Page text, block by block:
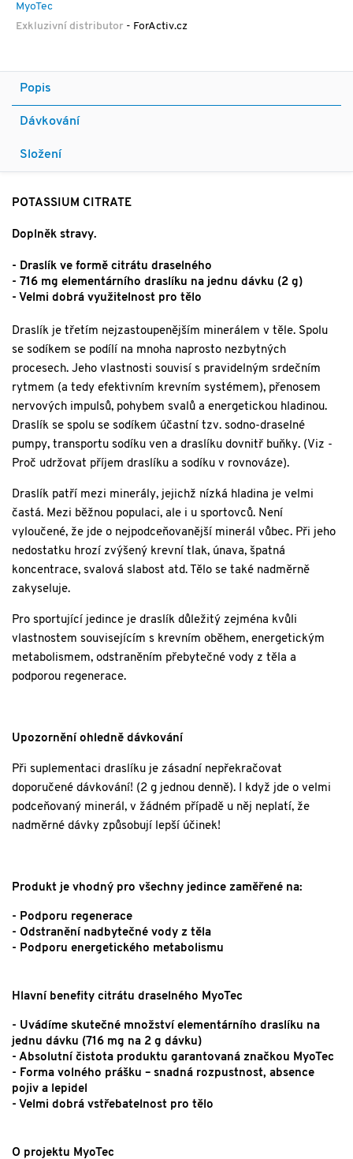
MyoTec
Exkluzivní distributor - ForActiv.cz
Popis
Dávkování
Složení
POTASSIUM CITRATE
Doplněk stravy.
- Draslík ve formě citrátu draselného
- 716 mg elementárního draslíku na jednu dávku (2 g)
- Velmi dobrá využitelnost pro tělo
Draslík je třetím nejzastoupenějším minerálem v těle. Spolu
se sodíkem se podílí na mnoha naprosto nezbytných
procesech. Jeho vlastnosti souvisí s pravidelným srdečním
rytmem (a tedy efektivním krevním systémem), přenosem
nervových impulsů, pohybem svalů a energetickou hladinou.
Draslík se spolu se sodíkem účastní tzv. sodno-draselné
pumpy, transportu sodíku ven a draslíku dovnitř buňky. (Viz -
Proč udržovat příjem draslíku a sodíku v rovnováze).
Draslík patří mezi minerály, jejichž nízká hladina je velmi
častá. Mezi běžnou populaci, ale i u sportovců. Není
vyloučené, že jde o nejpodceňovanější minerál vůbec. Při jeho
nedostatku hrozí zvýšený krevní tlak, únava, špatná
koncentrace, svalová slabost atd. Tělo se také nadměrně
zakyseluje.
Pro sportující jedince je draslík důležitý zejména kvůli
vlastnostem souvisejícím s krevním oběhem, energetickým
metabolismem, odstraněním přebytečné vody z těla a
podporou regenerace.
Upozornění ohledně dávkování
Při suplementaci draslíku je zásadní nepřekračovat
doporučené dávkování! (2 g jednou denně). I když jde o velmi
podceňovaný minerál, v žádném případě u něj neplatí, že
nadměrné dávky způsobují lepší účinek!
Produkt je vhodný pro všechny jedince zaměřené na:
- Podporu regenerace
- Odstranění nadbytečné vody z těla
- Podporu energetického metabolismu
Hlavní benefity citrátu draselného MyoTec
- Uvádíme skutečné množství elementárního draslíku na
jednu dávku (716 mg na 2 g dávku)
- Absolutní čistota produktu garantovaná značkou MyoTec
- Forma volného prášku – snadná rozpustnost, absence
pojiv a lepidel
- Velmi dobrá vstřebatelnost pro tělo
O projektu MyoTec